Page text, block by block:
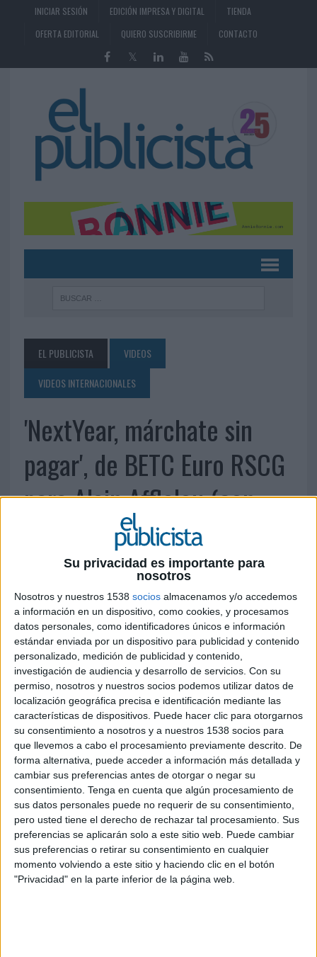
Su privacidad es importante para
nosotros
Nosotros y nuestros 1538 socios almacenamos y/o accedemos
a información en un dispositivo, como cookies, y procesamos
datos personales, como identificadores únicos e información
estándar enviada por un dispositivo para publicidad y contenido
personalizado, medición de publicidad y contenido,
investigación de audiencia y desarrollo de servicios. Con su
permiso, nosotros y nuestros socios podemos utilizar datos de
localización geográfica precisa e identificación mediante las
características de dispositivos. Puede hacer clic para otorgarnos
su consentimiento a nosotros y a nuestros 1538 socios para
que llevemos a cabo el procesamiento previamente descrito. De
forma alternativa, puede acceder a información más detallada y
cambiar sus preferencias antes de otorgar o negar su
consentimiento. Tenga en cuenta que algún procesamiento de
sus datos personales puede no requerir de su consentimiento,
pero usted tiene el derecho de rechazar tal procesamiento. Sus
preferencias se aplicarán solo a este sitio web. Puede cambiar
sus preferencias o retirar su consentimiento en cualquier
momento volviendo a este sitio y haciendo clic en el botón
"Privacidad" en la parte inferior de la página web.
INICIAR SESIÓN EDICIÓN IMPRESA Y DIGITAL
TIENDA
OFERTA EDITORIAL
QUIERO SUSCRIBIRME CONTACTO
EL PUBLICISTA
VIDEOS
VIDEOS INTERNACIONALES
'NextYear, márchate sin
pagar', de BETC Euro RSCG
para Alain Afflelou (con
Tasha de Vasconcelos)
20 DE FEBRERO DE 2012
IMPRIMIR
TWEET